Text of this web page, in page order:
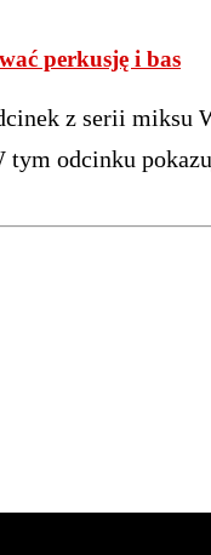
perkusję i bas
z serii miksu
tym odcinku